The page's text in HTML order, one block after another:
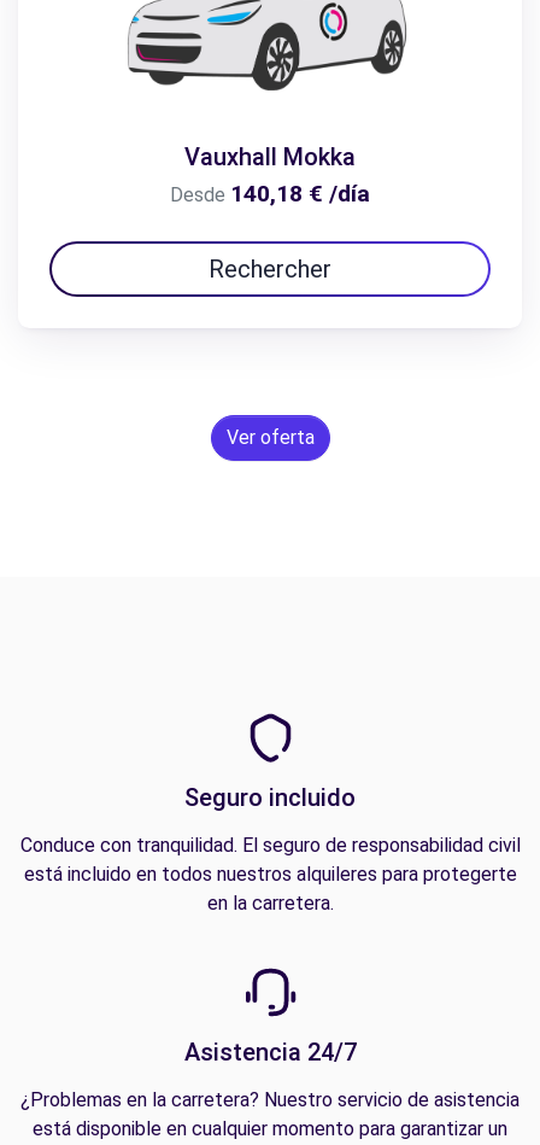
Vauxhall Mokka
Desde 140,18 € /día
Rechercher
Ver oferta
Seguro incluido
Conduce con tranquilidad. El seguro de responsabilidad civil
está incluido en todos nuestros alquileres para protegerte
en la carretera.
Asistencia 24/7
¿Problemas en la carretera? Nuestro servicio de asistencia
está disponible en cualquier momento para garantizar un